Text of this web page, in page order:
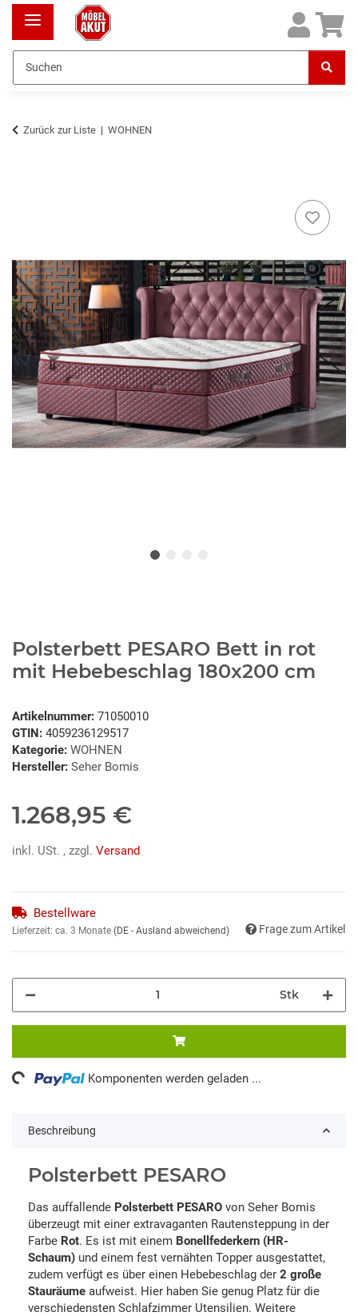
Zurück zur Liste WOHNEN
Polsterbett PESARO Bett in rot
mit Hebebeschlag 180x200 cm
Artikelnummer: 71050010
GTIN: 4059236129517
Kategorie: WOHNEN
Hersteller: Seher Bomis
1.268,95 €
inkl. USt. , zzgl. Versand
Bestellware
Lieferzeit: ca. 3 Monate (DE - Ausland abweichend) Frage zum Artikel
Stk
Komponenten werden geladen ...
Beschreibung
Polsterbett PESARO
Das auffallende Polsterbett PESARO von Seher Bomis
überzeugt mit einer extravaganten Rautensteppung in der
Farbe Rot. Es ist mit einem Bonellfederkern (HR-
Schaum) und einem fest vernähten Topper ausgestattet,
zudem verfügt es über einen Hebebeschlag der 2 große
Stauräume aufweist. Hier haben Sie genug Platz für die
verschiedensten Schlafzimmer Utensilien. Weitere